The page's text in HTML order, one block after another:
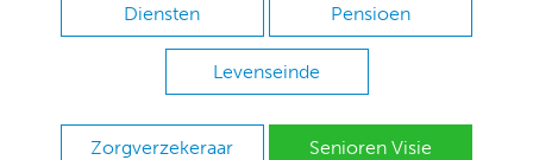
Diensten Pensioen
Levenseinde
Zorgverzekeraar Senioren Visie